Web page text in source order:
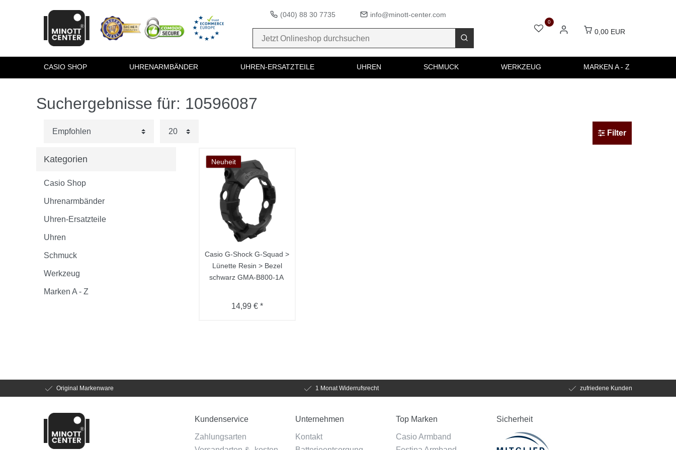
(040) 88 30 7735 info@minott-center.com
0
0,00 EUR
CASIO SHOP UHRENARMBÄNDER UHREN-ERSATZTEILE UHREN SCHMUCK WERKZEUG MARKEN A - Z
Suchergebnisse für: 10596087
Filter
Kategorien
Casio Shop
Uhrenarmbänder
Uhren-Ersatzteile
Uhren
Schmuck
Werkzeug
Marken A - Z
Neuheit
Casio G-Shock G-Squad >
Lünette Resin > Bezel
schwarz GMA-B800-1A
14,99 € *
Original Markenware 1 Monat Widerrufsrecht zufriedene Kunden
Kundenservice
Zahlungsarten
Unternehmen
Kontakt
Top Marken
Casio Armband
Sicherheit